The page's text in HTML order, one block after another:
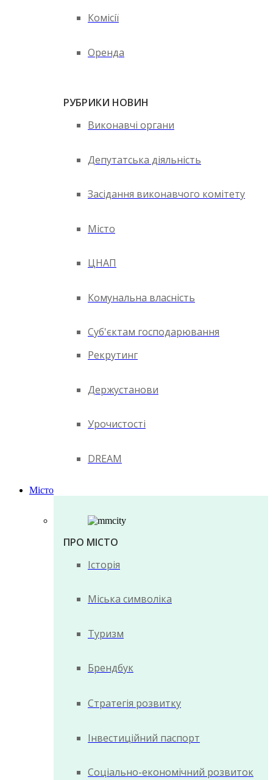
Комісії
Оренда
РУБРИКИ НОВИН
Виконавчі органи
Депутатська діяльність
Засідання виконавчого комітету
Місто
ЦНАП
Комунальна власність
Суб'єктам господарювання
Рекрутинг
Держустанови
Урочистості
DREAM
Місто
ПРО МІСТО
Історія
Міська символіка
Туризм
Брендбук
Стратегія розвитку
Інвестиційний паспорт
Соціально-економічний розвиток